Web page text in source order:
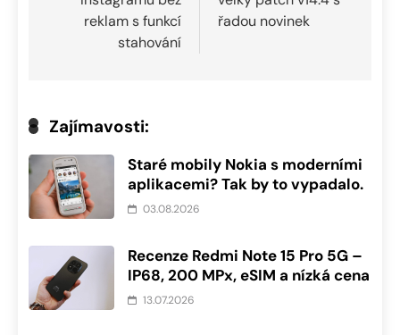
reklam s funkcí
stahování
řadou novinek
Zajímavosti:
Staré mobily Nokia s moderními
aplikacemi? Tak by to vypadalo.
03.08.2026
Recenze Redmi Note 15 Pro 5G –
IP68, 200 MPx, eSIM a nízká cena
13.07.2026